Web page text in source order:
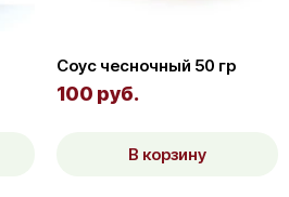
Соус чесночный 50 гр
100 руб.
В корзину